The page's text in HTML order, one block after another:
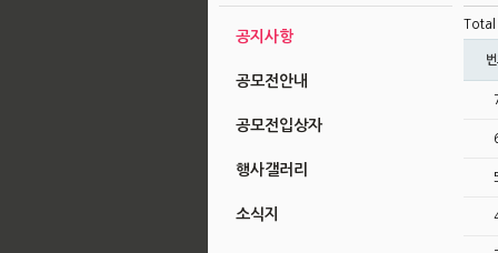
공지사항
공모전안내
공모전입상자
행사갤러리
소식지
Total